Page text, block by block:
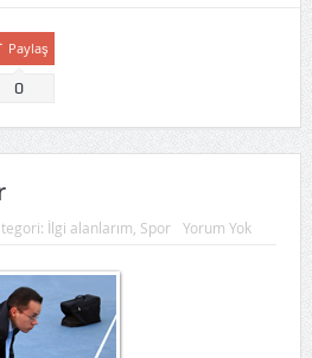
Paylaş
0
İlgi alanlarım, Spor Yorum Yok